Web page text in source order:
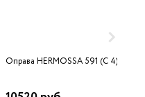
Оправа HERMOSSA 591 (C 4)